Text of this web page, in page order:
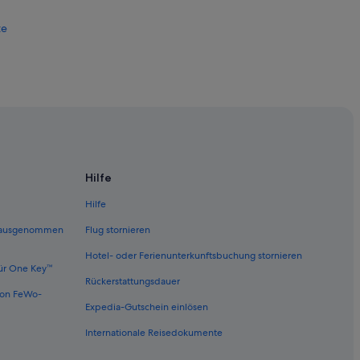
One Key™
FeWo-
Hilfe
Hilfe
Flug stornieren
Hotel- oder Ferienunterkunftsbuchung stornieren
Rückerstattungsdauer
Expedia-Gutschein einlösen
Internationale Reisedokumente